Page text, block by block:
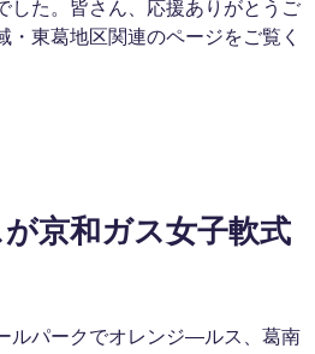
した。皆さん、応援ありがとうご
東葛地区関連のページをご覧く
京和ガス女子軟式
ルパークでオレンジ―ルス、葛南